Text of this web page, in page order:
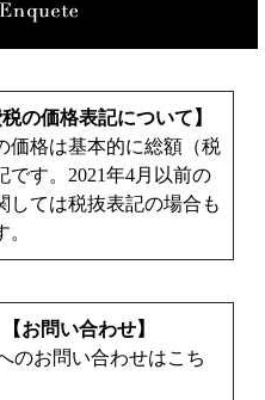
税の価格表記について】
価格は基本的に総額（税
です。2021年4月以前の
しては税抜表記の場合も
【お問い合わせ】
のお問い合わせはこち